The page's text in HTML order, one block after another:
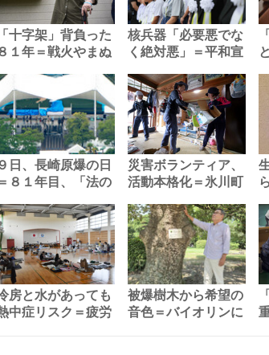
「十字架」背負った
１年＝戦火やまぬ
核兵器「必要悪でな
く絶対悪」＝平和宣
９日、長崎原爆の日
＝８１年目、「法の
災害ボランティア、
活動本格化＝氷川町
房と水があっても
中症リスク＝疲労
被爆樹木から希望の
音色＝バイオリンに